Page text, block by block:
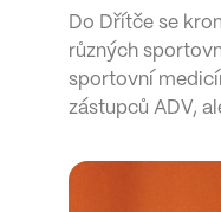
Do Dřítče se
různých
sportovní
zástupců ADV,